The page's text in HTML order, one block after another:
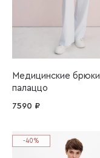
Медицинские брюки
палаццо
7590 ₽
-40%